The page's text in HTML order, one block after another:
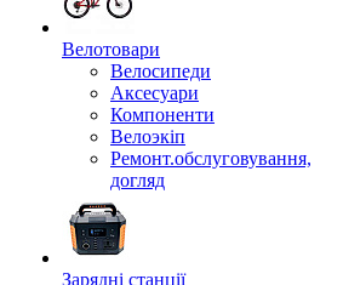
Велотовари
Велосипеди
Аксесуари
Компоненти
Велоэкіп
Ремонт.обслуговування,
догляд
Зарядні станції